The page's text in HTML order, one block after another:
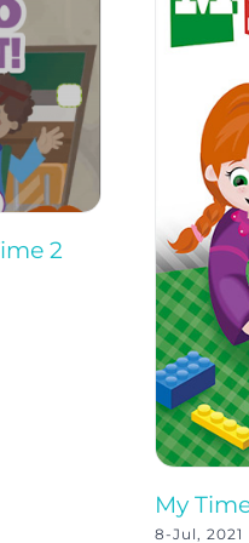
2
My
8-Jul, 2021